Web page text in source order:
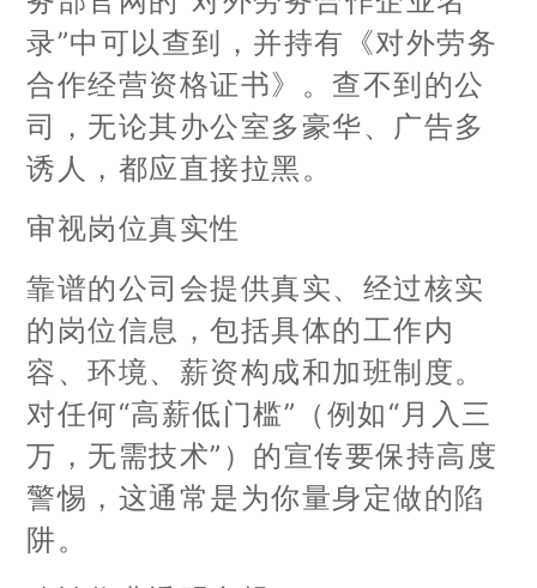
录”中可以查到，并持有《对外劳务
合作经营资格证书》。查不到的公
司，无论其办公室多豪华、广告多
诱人，都应直接拉黑。
审视岗位真实性
靠谱的公司会提供真实、经过核实
的岗位信息，包括具体的工作内
容、环境、薪资构成和加班制度。
对任何“高薪低门槛”（例如“月入三
万，无需技术”）的宣传要保持高度
警惕，这通常是为你量身定做的陷
阱。